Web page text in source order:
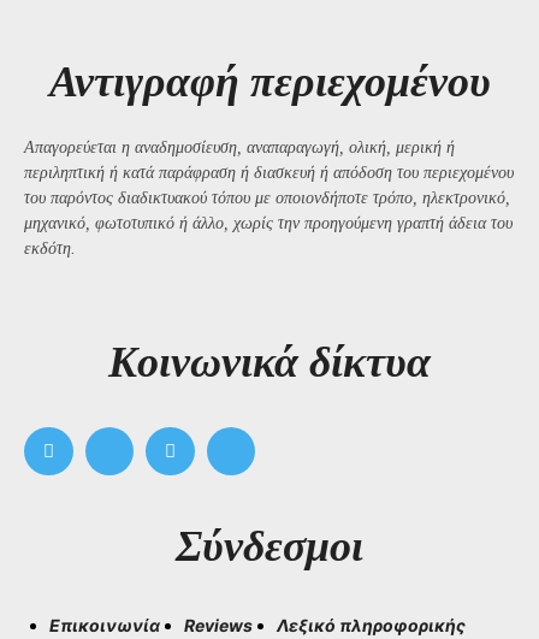
Αντιγραφή περιεχομένου
Απαγορεύεται η αναδημοσίευση, αναπαραγωγή, ολική, μερική ή
περιληπτική ή κατά παράφραση ή διασκευή ή απόδοση του περιεχομένου
του παρόντος διαδικτυακού τόπου με οποιονδήποτε τρόπο, ηλεκτρονικό,
μηχανικό, φωτοτυπικό ή άλλο, χωρίς την προηγούμενη γραπτή άδεια του
εκδότη.
Kοινωνικά δίκτυα
Σύνδεσμοι
Επικοινωνία Reviews Λεξικό πληροφορικής